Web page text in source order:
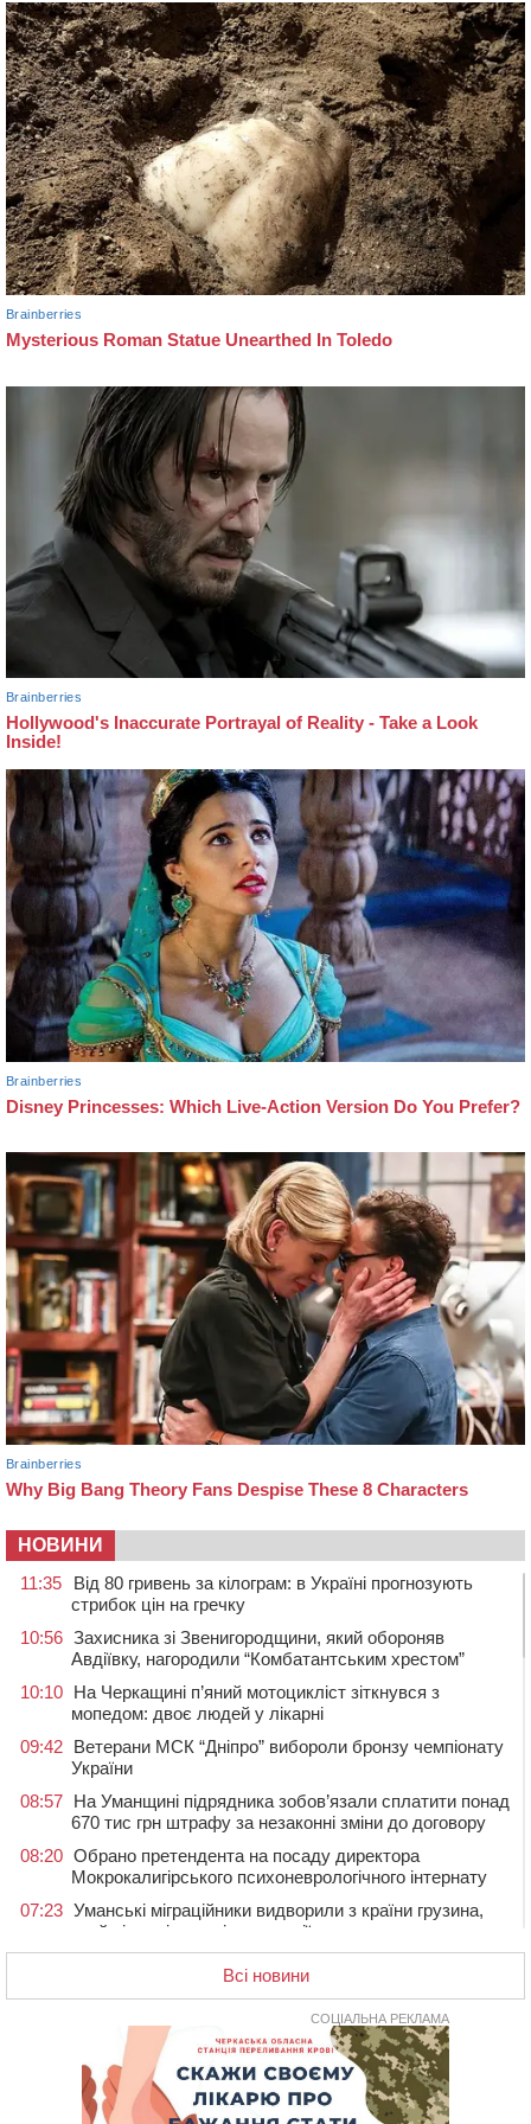
НОВИНИ
11:35
Від 80 гривень за кілограм: в Україні прогнозують
стрибок цін на гречку
10:56 Захисника зі Звенигородщини, який обороняв
Авдіївку, нагородили “Комбатантським хрестом”
10:10 На Черкащині п’яний мотоцикліст зіткнувся з
мопедом: двоє людей у лікарні
09:42 Ветерани МСК “Дніпро” вибороли бронзу чемпіонату
України
08:57 На Уманщині підрядника зобов’язали сплатити понад
670 тис грн штрафу за незаконні зміни до договору
08:20 Обрано претендента на посаду директора
Мокрокалигірського психоневрологічного інтернату
07:23 Уманські міграційники видворили з країни грузина,
який відсидів термін у колонії
05 СЕРПНЯ 2026, СЕРЕДА
20:28 Наступні два дні на Черкащині прогнозують пік
Проєкт просторового розвитку Корсунь-
Шевченківської громади рекомендували до
погодження
Всі новини
СОЦІАЛЬНА РЕКЛАМА